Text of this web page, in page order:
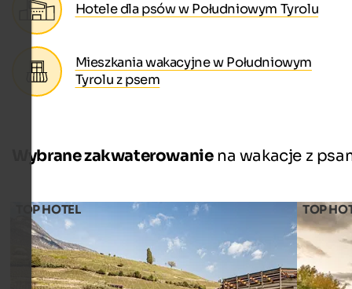
Hotele dla psów w Południowym Tyrolu
Mieszkania wakacyjne w Południowym
Tyrolu z psem
Wybrane zakwaterowaniena wakacje z
TOP HOTEL TOP